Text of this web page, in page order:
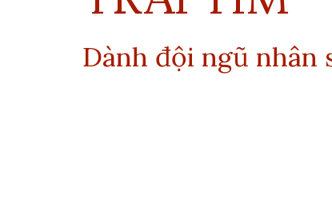
Dành đội ngũ nhân